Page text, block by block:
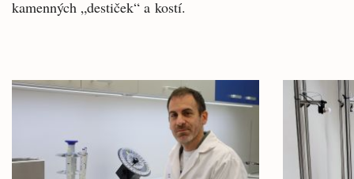
kamenných „destiček“ a kostí.
Související
články